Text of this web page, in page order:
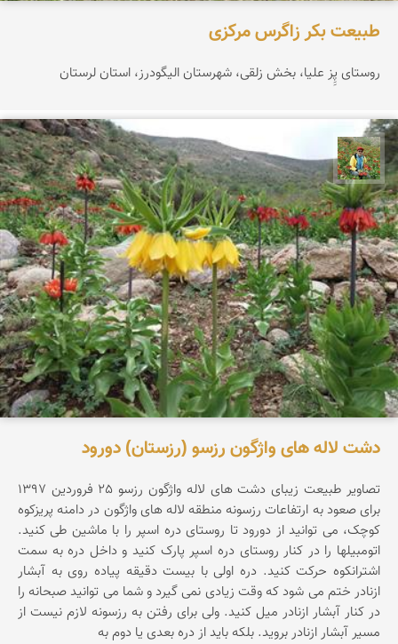
طبیعت بکر زاگرس مرکزی
روستای پِِز علیا، بخش زلقی، شهرستان الیگودرز، استان لرستان
اسفندیار خدایی
دشت لاله های واژگون رزسو (رزستان) دورود
تصاویر طبیعت زیبای دشت های لاله واژگون رزسو 25 فروردین 1397
برای صعود به ارتفاعات رزسونه منطقه لاله های واژگون در دامنه پریزکوه
کوچک، می توانید از دورود تا روستای دره اسپر را با ماشین طی کنید.
اتومبیلها را در کنار روستای دره اسپر پارک کنید و داخل دره به سمت
اشترانکوه حرکت کنید. دره اولی با بیست دقیقه پیاده روی به آبشار
ازنادر ختم می شود که وقت زیادی نمی گیرد و شما می توانید صبحانه را
در کنار آبشار ازنادر میل کنید. ولی برای رفتن به رزسونه لازم نیست از
مسیر آبشار ازنادر بروید. بلکه باید از دره بعدی یا دوم به